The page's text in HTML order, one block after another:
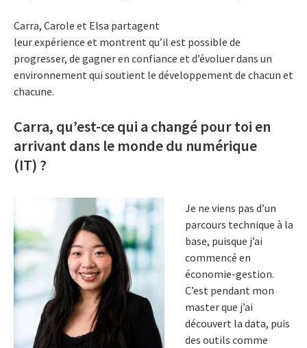
Carra, Carole et Elsa partagent
leur expérience et montrent qu’il est possible de
progresser, de gagner en confiance et d’évoluer dans un
environnement qui soutient le développement de chacun et
chacune.
Carra, qu’est-ce qui a changé pour toi en
arrivant dans le monde du numérique
(IT) ?
Je ne viens pas d’un
parcours technique à la
base, puisque j’ai
commencé en
économie-gestion.
C’est pendant mon
master que j’ai
découvert la data, puis
des outils comme